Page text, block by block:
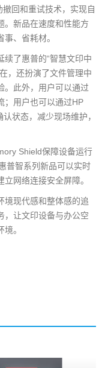
回和重试技术，实现自
。新品在速度和性能方
、省耗材。
续了惠普的“智慧文印中
，还扮演了文件管理中
。此外，用户可以通过
；用户也可以通过HP
状态，减少现场维护，
Shield保障设备运行
普智系列新品可以实时
网络连接安全屏障。
境现代感和整体感的追
，让文印设备与办公空
。